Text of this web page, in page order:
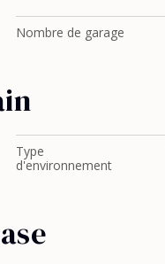
Nombre de garage
Type
d'environnement